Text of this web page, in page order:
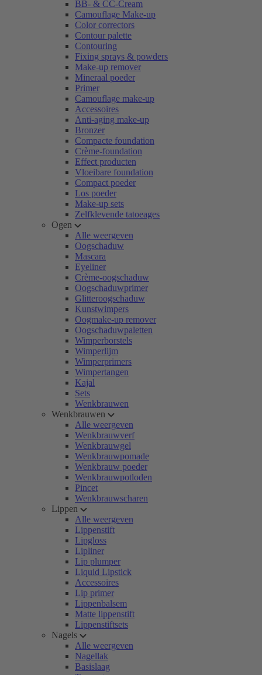
BB- & CC-Cream
Camouflage Make-up
Color correctors
Contour palette
Contouring
Fixing sprays & powders
Make-up remover
Mineraal poeder
Primer
Camouflage make-up
Accessoires
Anti-aging make-up
Bronzer
Compacte foundation
Crème-foundation
Effect producten
Vloeibare foundation
Compact poeder
Los poeder
Make-up sets
Zelfklevende tatoeages
Ogen
Alle weergeven
Oogschaduw
Mascara
Eyeliner
Crème-oogschaduw
Oogschaduwprimer
Glitteroogschaduw
Kunstwimpers
Oogmake-up remover
Oogschaduwpaletten
Wimperborstels
Wimperlijm
Wimperprimers
Wimpertangen
Kajal
Sets
Wenkbrauwen
Wenkbrauwen
Alle weergeven
Wenkbrauwverf
Wenkbrauwgel
Wenkbrauwpomade
Wenkbrauw poeder
Wenkbrauwpotloden
Pincet
Wenkbrauwscharen
Lippen
Alle weergeven
Lippenstift
Lipgloss
Lipliner
Lip plumper
Liquid Lipstick
Accessoires
Lip primer
Lippenbalsem
Matte lippenstift
Lippenstiftsets
Nagels
Alle weergeven
Nagellak
Basislaag